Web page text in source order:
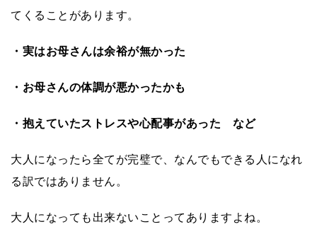
てくることがあります。
・実はお母さんは余裕が無かった
・お母さんの体調が悪かったかも
・抱えていたストレスや心配事があった など
大人になったら全てが完璧で、なんでもできる人になれ
る訳ではありません。
大人になっても出来ないことってありますよね。